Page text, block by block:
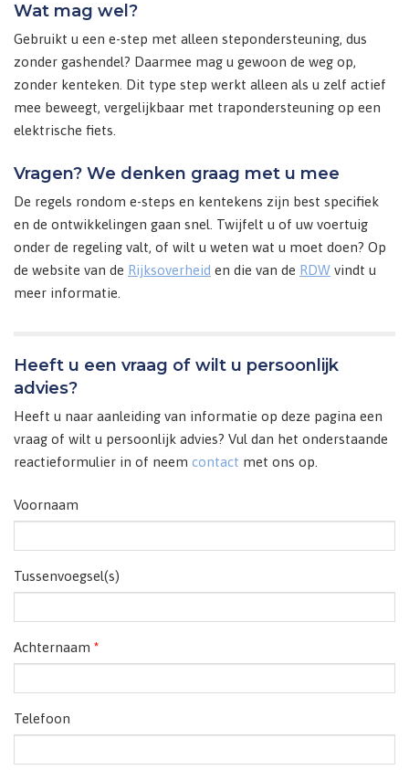
Wat mag wel?
Gebruikt u een e-step met alleen stepondersteuning, dus
zonder gashendel? Daarmee mag u gewoon de weg op,
zonder kenteken. Dit type step werkt alleen als u zelf actief
mee beweegt, vergelijkbaar met trapondersteuning op een
elektrische fiets.
Vragen? We denken graag met u mee
De regels rondom e-steps en kentekens zijn best specifiek
en de ontwikkelingen gaan snel. Twijfelt u of uw voertuig
onder de regeling valt, of wilt u weten wat u moet doen? Op
de website van de Rijksoverheid en die van de RDW vindt u
meer informatie.
Heeft u een vraag of wilt u persoonlijk
advies?
Heeft u naar aanleiding van informatie op deze pagina een
vraag of wilt u persoonlijk advies? Vul dan het onderstaande
reactieformulier in of neem contact met ons op.
Voornaam
Tussenvoegsel(s)
Achternaam *
Telefoon